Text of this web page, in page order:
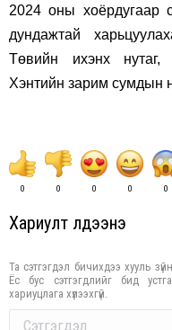
2024 оны хоёрдугаар
дундажтай
Төвийн ихэнх нутаг,
Хэнтийн зарим сумдын
0 0 0 0 0
Хариулт үлдээнэ үү
Та сэтгэгдэл бичихдээ хууль
Ёс бус сэтгэгдлийг бид
хариуцлага хүлээхгүй.
Comment